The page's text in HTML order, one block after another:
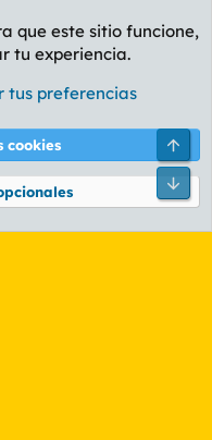
de privacidad Ayuda
XenForo Ltd.
que este sitio funcione,
tu experiencia.
tus preferencias
cookies
Pie